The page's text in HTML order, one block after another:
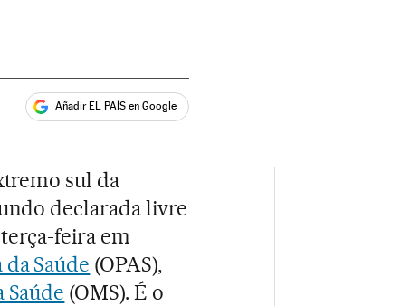
Añadir EL PAÍS en Google
sul da
declarada livre
feira em
Saúde (OPAS),
(OMS). É o